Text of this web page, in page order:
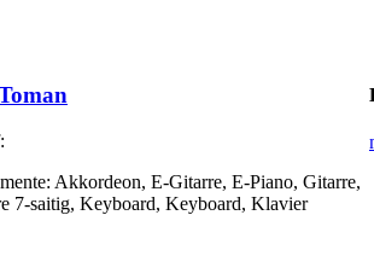
Akkordeon, E-Gitarre, E-Piano, Gitarre,
7-saitig, Keyboard, Keyboard, Klavier